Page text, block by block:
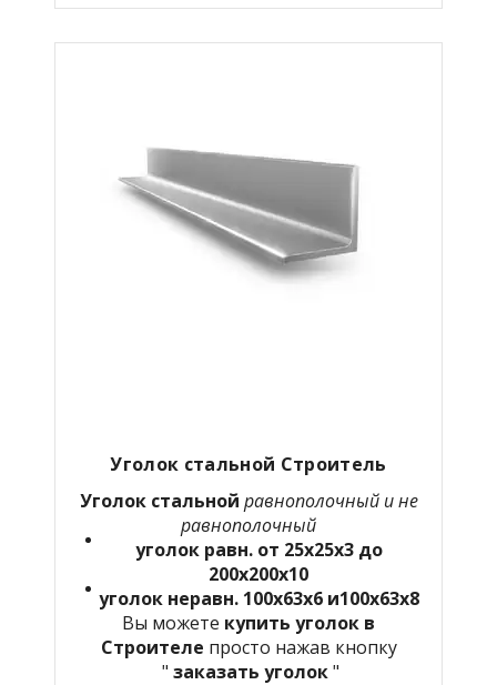
Уголок стальной Строитель
Уголок стальной равнополочный и не
равнополочный
уголок равн. от 25х25х3 до
200х200х10
уголок неравн. 100х63х6 и100х63х8
Вы можете купить уголок в
Строителе просто нажав кнопку
" заказать уголок"